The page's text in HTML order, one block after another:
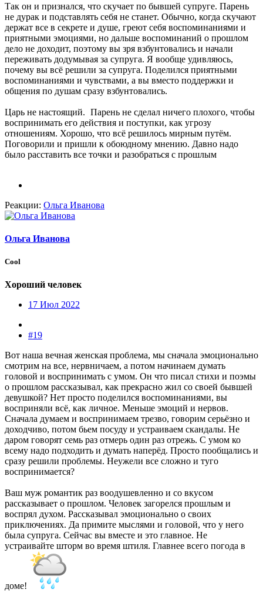
Так он и признался, что скучает по бывшей супруге. Парень
не дурак и подставлять себя не станет. Обычно, когда скучают
держат все в секрете и душе, греют себя воспоминаниями и
приятными эмоциями, но дальше воспоминаний о прошлом
дело не доходит, поэтому вы зря взбунтовались и начали
переживать додумывая за супруга. Я вообще удивляюсь,
почему вы всё решили за супруга. Поделился приятными
воспоминаниями и чувствами, а вы вместо поддержки и
общения по душам сразу взбунтовались.
Царь не настоящий. Парень не сделал ничего плохого, чтобы
воспринимать его действия и поступки, как угрозу
отношениям. Хорошо, что всё решилось мирным путём.
Поговорили и пришли к обоюдному мнению. Давно надо
было расставить все точки и разобраться с прошлым
Реакции: Ольга Иванова
Ольга Иванова
Cool
Хороший человек
17 Июл 2022
#19
Вот наша вечная женская проблема, мы сначала эмоционально
смотрим на все, нервничаем, а потом начинаем думать
головой и воспринимать с умом. Он что писал стихи и поэмы
о прошлом рассказывал, как прекрасно жил со своей бывшей
девушкой? Нет просто поделился воспоминаниями, вы
восприняли всё, как личное. Меньше эмоций и нервов.
Сначала думаем и воспринимаем трезво, говорим серьёзно и
доходчиво, потом бьем посуду и устраиваем скандалы. Не
даром говорят семь раз отмерь один раз отрежь. С умом ко
всему надо подходить и думать наперёд. Просто пообщались и
сразу решили проблемы. Неужели все сложно и туго
воспринимается?
Ваш муж романтик раз воодушевленно и со вкусом
рассказывает о прошлом. Человек загорелся прошлым и
воспрял духом. Рассказывал эмоционально о своих
приключениях. Да примите мыслями и головой, что у него
была супруга. Сейчас вы вместе и это главное. Не
устраивайте шторм во время штиля. Главнее всего погода в
доме!